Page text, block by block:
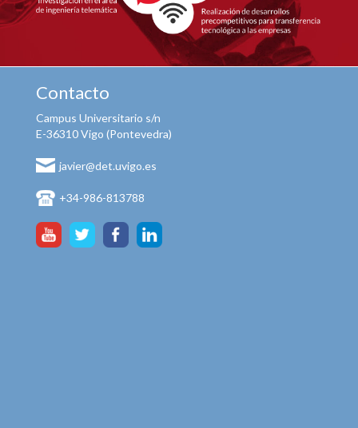
Contacto
Campus Universitario s/n
E-36310 Vigo (Pontevedra)
javier@det.uvigo.es
+34-986-813788